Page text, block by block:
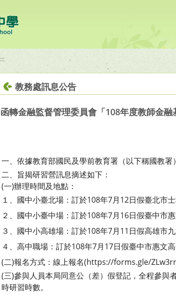
:::
教務處訊息公告
函轉金融監督管理委員會「108年度教師金
一、依據教育部國民及學前教育署（以下稱國教署
二、旨揭研習營訊息摘述如下：
(一)辦理時間及地點：
１、國中小臺北場：訂於108年7月12日假臺北市
２、國中小臺中場：訂於108年7月16日假臺中市
３、國中小高雄場：訂於108年7月11日假高雄市
４、高中職場：訂於108年7月17日假臺中市惠文
(二)報名方式：線上報名(https://forms.gle/
(三)參與人員本局同意公（差）假登記，全程參與
時研習時數。